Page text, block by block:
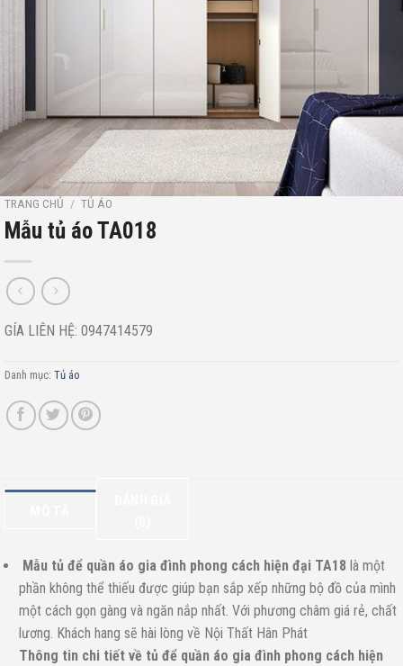
TRANG CHỦ / TỦ ÁO
Mẫu tủ áo TA018
GÍA LIÊN HỆ: 0947414579
Danh mục: Tủ áo
Mẫu tủ để quần áo gia đình phong cách hiện đại TA18 là một
phần không thể thiếu được giúp bạn sắp xếp những bộ đồ của mình
một cách gọn gàng và ngăn nắp nhất. Với phương châm giá rẻ, chất
lương. Khách hang sẽ hài lòng về Nội Thất Hân Phát
Thông tin chi tiết về tủ để quần áo gia đình phong cách hiện